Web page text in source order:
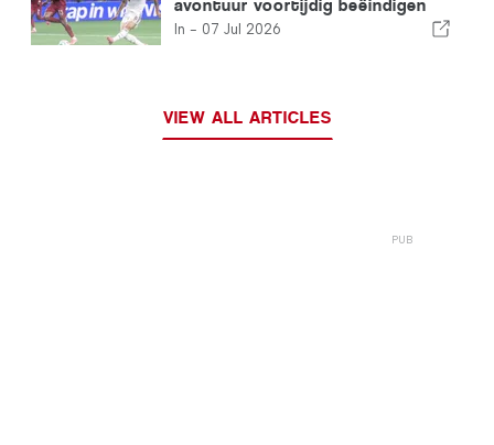
avontuur voortijdig beëindigen
door nederlaag tegen Spanje
In - 07 Jul 2026
VIEW ALL ARTICLES